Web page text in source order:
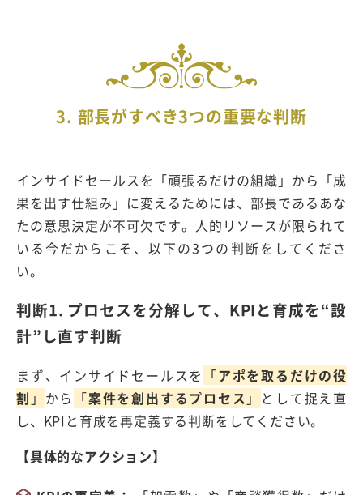
3. 部長がすべき3つの重要な判断
インサイドセールスを「頑張るだけの組織」から「成
果を出す仕組み」に変えるためには、部長であるあな
たの意思決定が不可欠です。人的リソースが限られて
いる今だからこそ、以下の3つの判断をしてくださ
い。
判断1. プロセスを分解して、 KPIと育成を“設
計” し直す判断
まず、インサイドセールスを 「アポを取るだけの役
割 」 から 「案件を創出するプロセス 」
として捉え直
し、 KPI と育成を再定義する判断をしてください。
【具体的なアクション】